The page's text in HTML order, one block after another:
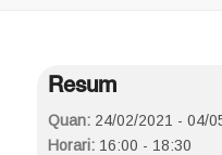
Resum
Quan:24/02/2021 - 04/
Horari:16:00 - 18:30